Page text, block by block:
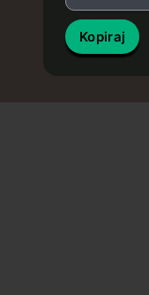
Kopiraj